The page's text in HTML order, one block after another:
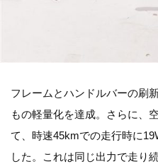
フレームとハンドルバーの刷
もの軽量化を達成。さらに、
て、 時速45kmでの走行時に
した。これは同じ出力で走り